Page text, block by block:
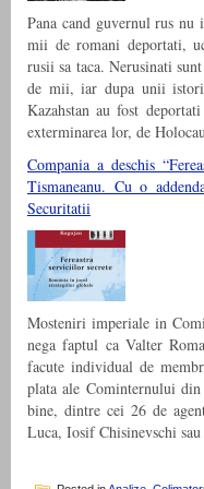
Pana cand guvernul rus nu
mii de romani deportati,
rusii sa taca. Nerusinati
de mii, iar dupa unii
Kazahstan au fost
exterminarea lor, de
Compania a deschis
Tismaneanu. Cu o
Securitatii
Mosteniri imperiale in
nega faptul ca Valter
facute individual de
plata ale Cominternului
bine, dintre cei 26 de
Luca, Iosif Chisinevschi